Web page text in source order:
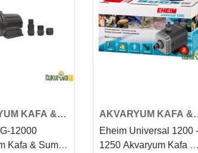
KAFA &
12000
Kafa & Sump
AKVARYUM KAFA &
SUMP MOTORU
Eheim Universal 1200 -
1250 Akvaryum Kafa &